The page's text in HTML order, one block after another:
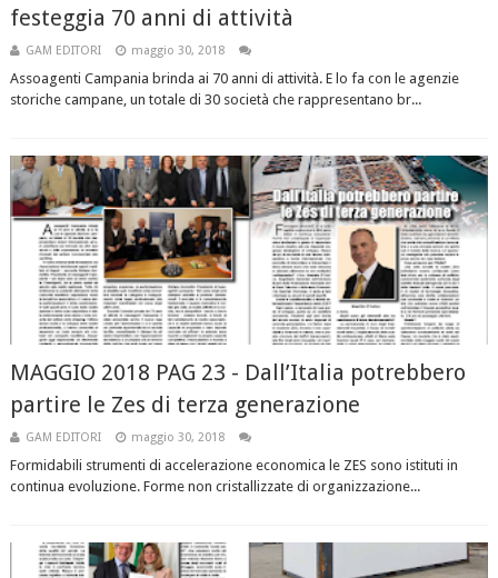
festeggia 70 anni di attività
GAM EDITORI maggio 30, 2018
Assoagenti Campania brinda ai 70 anni di attività. E lo fa con le agenzie
storiche campane, un totale di 30 società che rappresentano br...
MAGGIO 2018 PAG 23 - Dall’Italia potrebbero
partire le Zes di terza generazione
GAM EDITORI maggio 30, 2018
Formidabili strumenti di accelerazione economica le ZES sono istituti in
continua evoluzione. Forme non cristallizzate di organizzazione...